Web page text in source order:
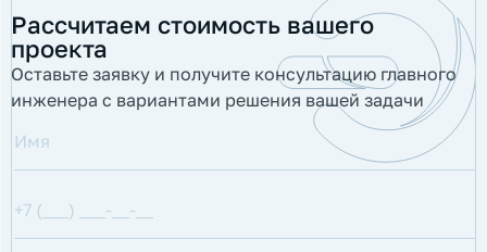
Рассчитаем стоимость вашего
проекта
Оставьте заявку и получите консультацию главного
инженера с вариантами решения вашей задачи